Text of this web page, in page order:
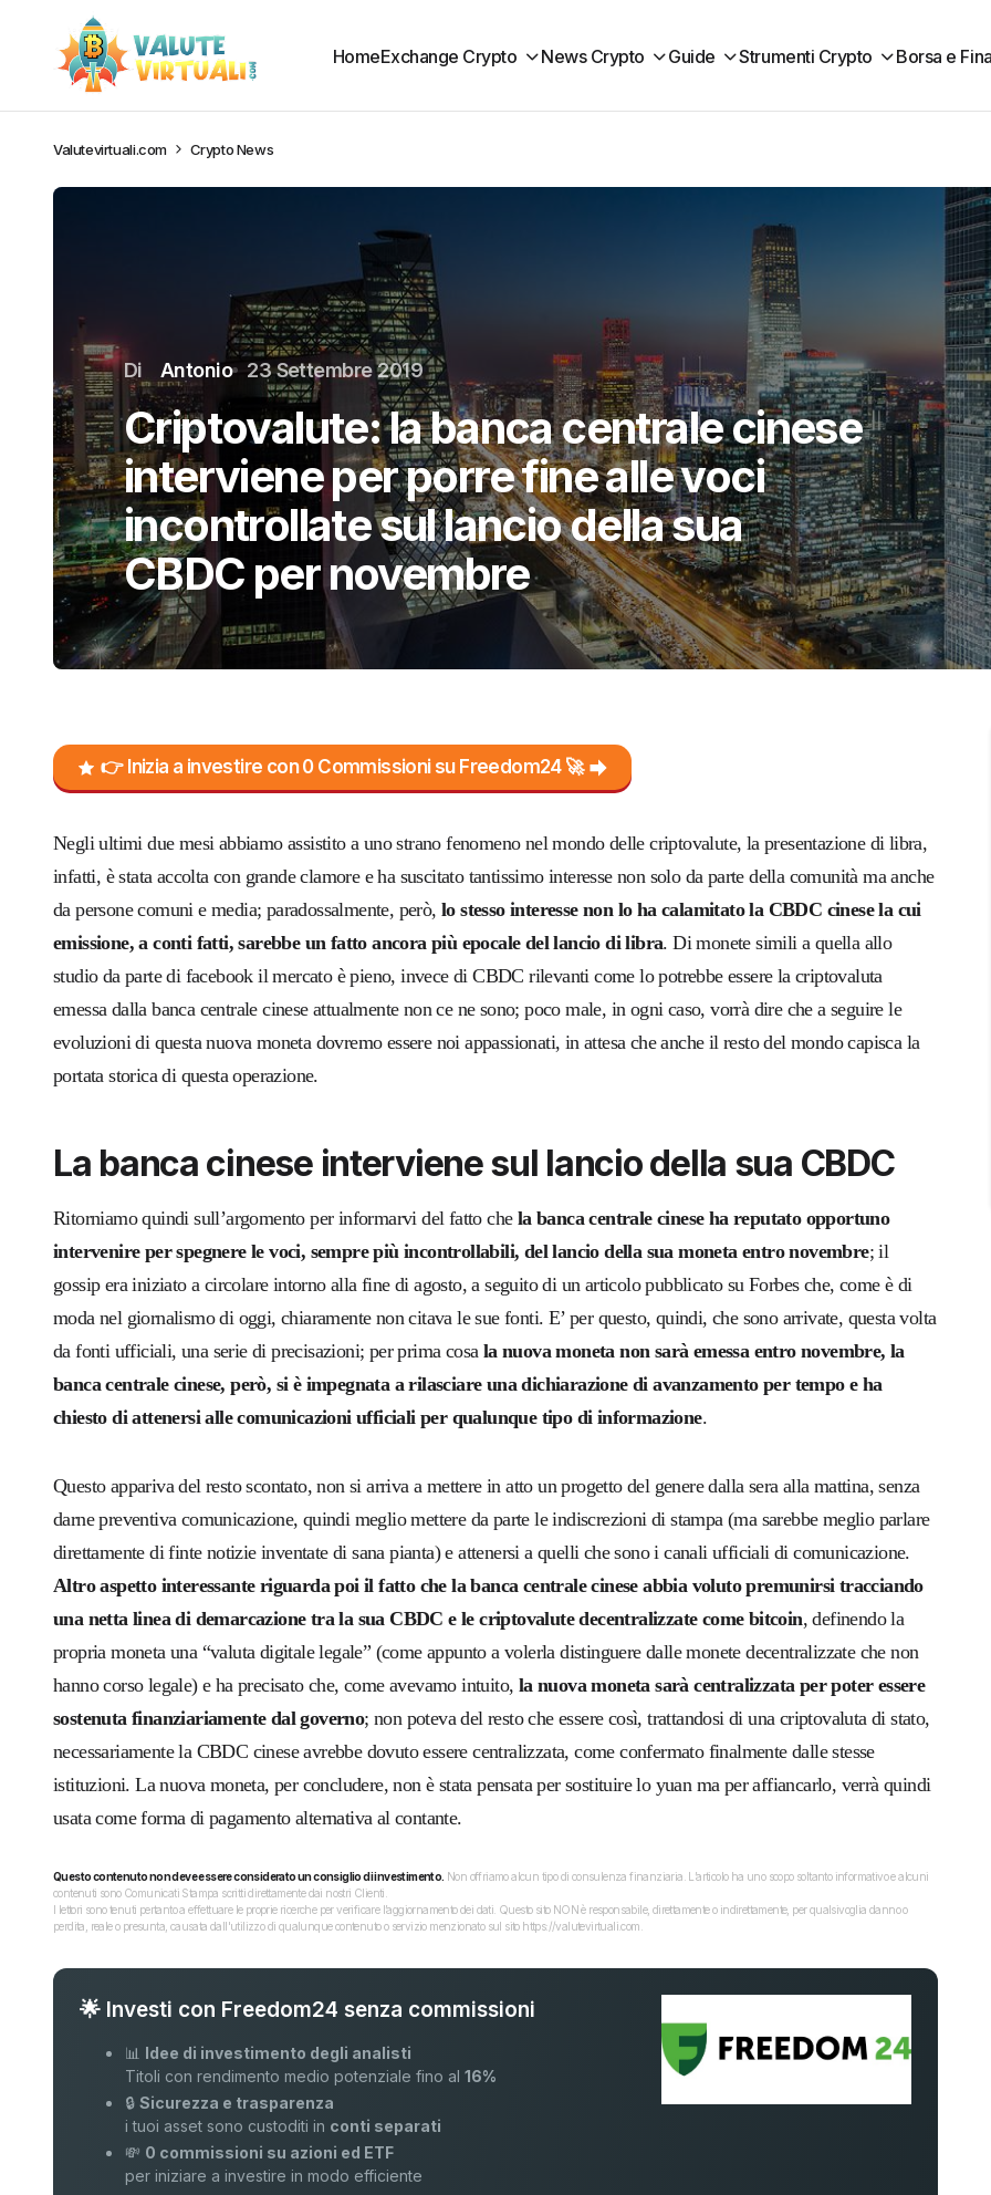
HomeExchange Crypto News Crypto Guide Strumenti Crypto Borsa e
Valutevirtuali.com Crypto News
Di Antonio 23 Settembre 2019
Criptovalute: la banca centrale cinese
interviene per porre fine alle voci
incontrollate sul lancio della sua
CBDC per novembre
👉 Inizia a investire con 0 Commissioni su Freedom24 🚀
Negli ultimi due mesi abbiamo assistito a uno strano fenomeno nel mondo delle criptovalute, la presentazione di libra,
infatti, è stata accolta con grande clamore e ha suscitato tantissimo interesse non solo da parte della comunità ma anche
da persone comuni e media; paradossalmente, però, lo stesso interesse non lo ha calamitato la CBDC cinese la cui
emissione, a conti fatti, sarebbe un fatto ancora più epocale del lancio di libra. Di monete simili a quella allo
studio da parte di facebook il mercato è pieno, invece di CBDC rilevanti come lo potrebbe essere la criptovaluta
emessa dalla banca centrale cinese attualmente non ce ne sono; poco male, in ogni caso, vorrà dire che a seguire le
evoluzioni di questa nuova moneta dovremo essere noi appassionati, in attesa che anche il resto del mondo capisca la
portata storica di questa operazione.
La banca cinese interviene sul lancio della sua CBDC
Ritorniamo quindi sull’argomento per informarvi del fatto che la banca centrale cinese ha reputato opportuno
intervenire per spegnere le voci, sempre più incontrollabili, del lancio della sua moneta entro novembre; il
gossip era iniziato a circolare intorno alla fine di agosto, a seguito di un articolo pubblicato su Forbes che, come è di
moda nel giornalismo di oggi, chiaramente non citava le sue fonti. E’ per questo, quindi, che sono arrivate, questa volta
da fonti ufficiali, una serie di precisazioni; per prima cosa la nuova moneta non sarà emessa entro novembre, la
banca centrale cinese, però, si è impegnata a rilasciare una dichiarazione di avanzamento per tempo e ha
chiesto di attenersi alle comunicazioni ufficiali per qualunque tipo di informazione.
Questo appariva del resto scontato, non si arriva a mettere in atto un progetto del genere dalla sera alla mattina, senza
darne preventiva comunicazione, quindi meglio mettere da parte le indiscrezioni di stampa (ma sarebbe meglio parlare
direttamente di finte notizie inventate di sana pianta) e attenersi a quelli che sono i canali ufficiali di comunicazione.
Altro aspetto interessante riguarda poi il fatto che la banca centrale cinese abbia voluto premunirsi tracciando
una netta linea di demarcazione tra la sua CBDC e le criptovalute decentralizzate come bitcoin, definendo la
propria moneta una “valuta digitale legale” (come appunto a volerla distinguere dalle monete decentralizzate che non
hanno corso legale) e ha precisato che, come avevamo intuito, la nuova moneta saràcentralizzata per poter essere
sostenuta finanziariamente dal governo; non poteva del resto che essere così, trattandosi di una criptovaluta di stato,
necessariamente la CBDC cinese avrebbe dovuto essere centralizzata, come confermato finalmente dalle stesse
istituzioni. La nuova moneta, per concludere, non è stata pensata per sostituire lo yuan ma per affiancarlo, verrà quindi
usata come forma di pagamento alternativa al contante.
Questo contenuto non deve essere considerato un consiglio di investimento. Non offriamo alcun tipo di consulenza finanziaria. L’articolo ha uno scopo soltanto informativo e alcuni
contenuti sono Comunicati Stampa scritti direttamente dai nostri Clienti.
I lettori sono tenuti pertanto a effettuare le proprie ricerche per verificare l’aggiornamento dei dati. Questo sito NON è responsabile, direttamente o indirettamente, per qualsivoglia danno o
perdita, reale o presunta, causata dall'utilizzo di qualunque contenuto o servizio menzionato sul sito https://valutevirtuali.com.
🌟 Investi con Freedom24 senza commissioni
📊 Idee di investimento degli analisti
Titoli con rendimento medio potenziale fino al16%
🔒Sicurezza e trasparenza
i tuoi asset sono custoditi in conti separati
💸 0 commissioni su azioni ed ETF
per iniziare a investire in modo efficiente